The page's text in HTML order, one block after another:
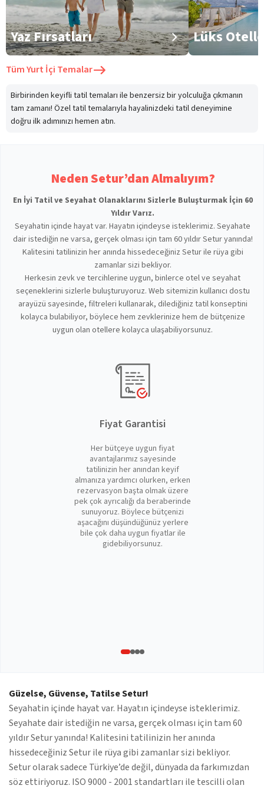
Yaz Fırsatları Lüks
TümYurt İçi Temalar
Birbirinden keyifli tatil temaları ile benzersiz bir yolculuğa çıkmanın
tam zamanı! Özel tatil temalarıyla hayalinizdeki tatil deneyimine
doğru ilk adımınızı hemen atın.
Neden Setur’dan Almalıyım?
En İyi Tatil ve Seyahat Olanaklarını Sizlerle Buluşturmak İçin 60
Yıldır Varız.
Seyahatin içinde hayat var. Hayatın içindeyse isteklerimiz. Seyahate
dair istediğin ne varsa, gerçek olması için tam 60 yıldır Setur yanında!
Kalitesini tatilinizin her anında hissedeceğiniz Setur ile rüya gibi
zamanlar sizi bekliyor.
Herkesin zevk ve tercihlerine uygun, binlerce otel ve seyahat
seçeneklerini sizlerle buluşturuyoruz. Web sitemizin kullanıcı dostu
arayüzü sayesinde, filtreleri kullanarak, dilediğiniz tatil konseptini
kolayca bulabiliyor, böylece hem zevklerinize hem de bütçenize
uygun olan otellere kolayca ulaşabiliyorsunuz.
Fiyat Garantisi
Her bütçeye uygun fiyat
avantajlarımız sayesinde
tatilinizin her anından keyif
almanıza yardımcı olurken, erken
rezervasyon başta olmak üzere
pek çok ayrıcalığı da beraberinde
sunuyoruz. Böylece bütçenizi
aşacağını düşündüğünüz yerlere
bile çok daha uygun fiyatlar ile
gidebiliyorsunuz.
Güzelse, Güvense, Tatilse Setur!
Seyahatin içinde hayat var. Hayatın içindeyse isteklerimiz.
Seyahate dair istediğin ne varsa, gerçek olması için tam 60
yıldır Setur yanında! Kalitesini tatilinizin her anında
hissedeceğiniz Setur ile rüya gibi zamanlar sizi bekliyor.
Setur olarak sadece Türkiye’de değil, dünyada da farkımızdan
söz ettiriyoruz. ISO 9000 - 2001 standartları ile tescilli olan